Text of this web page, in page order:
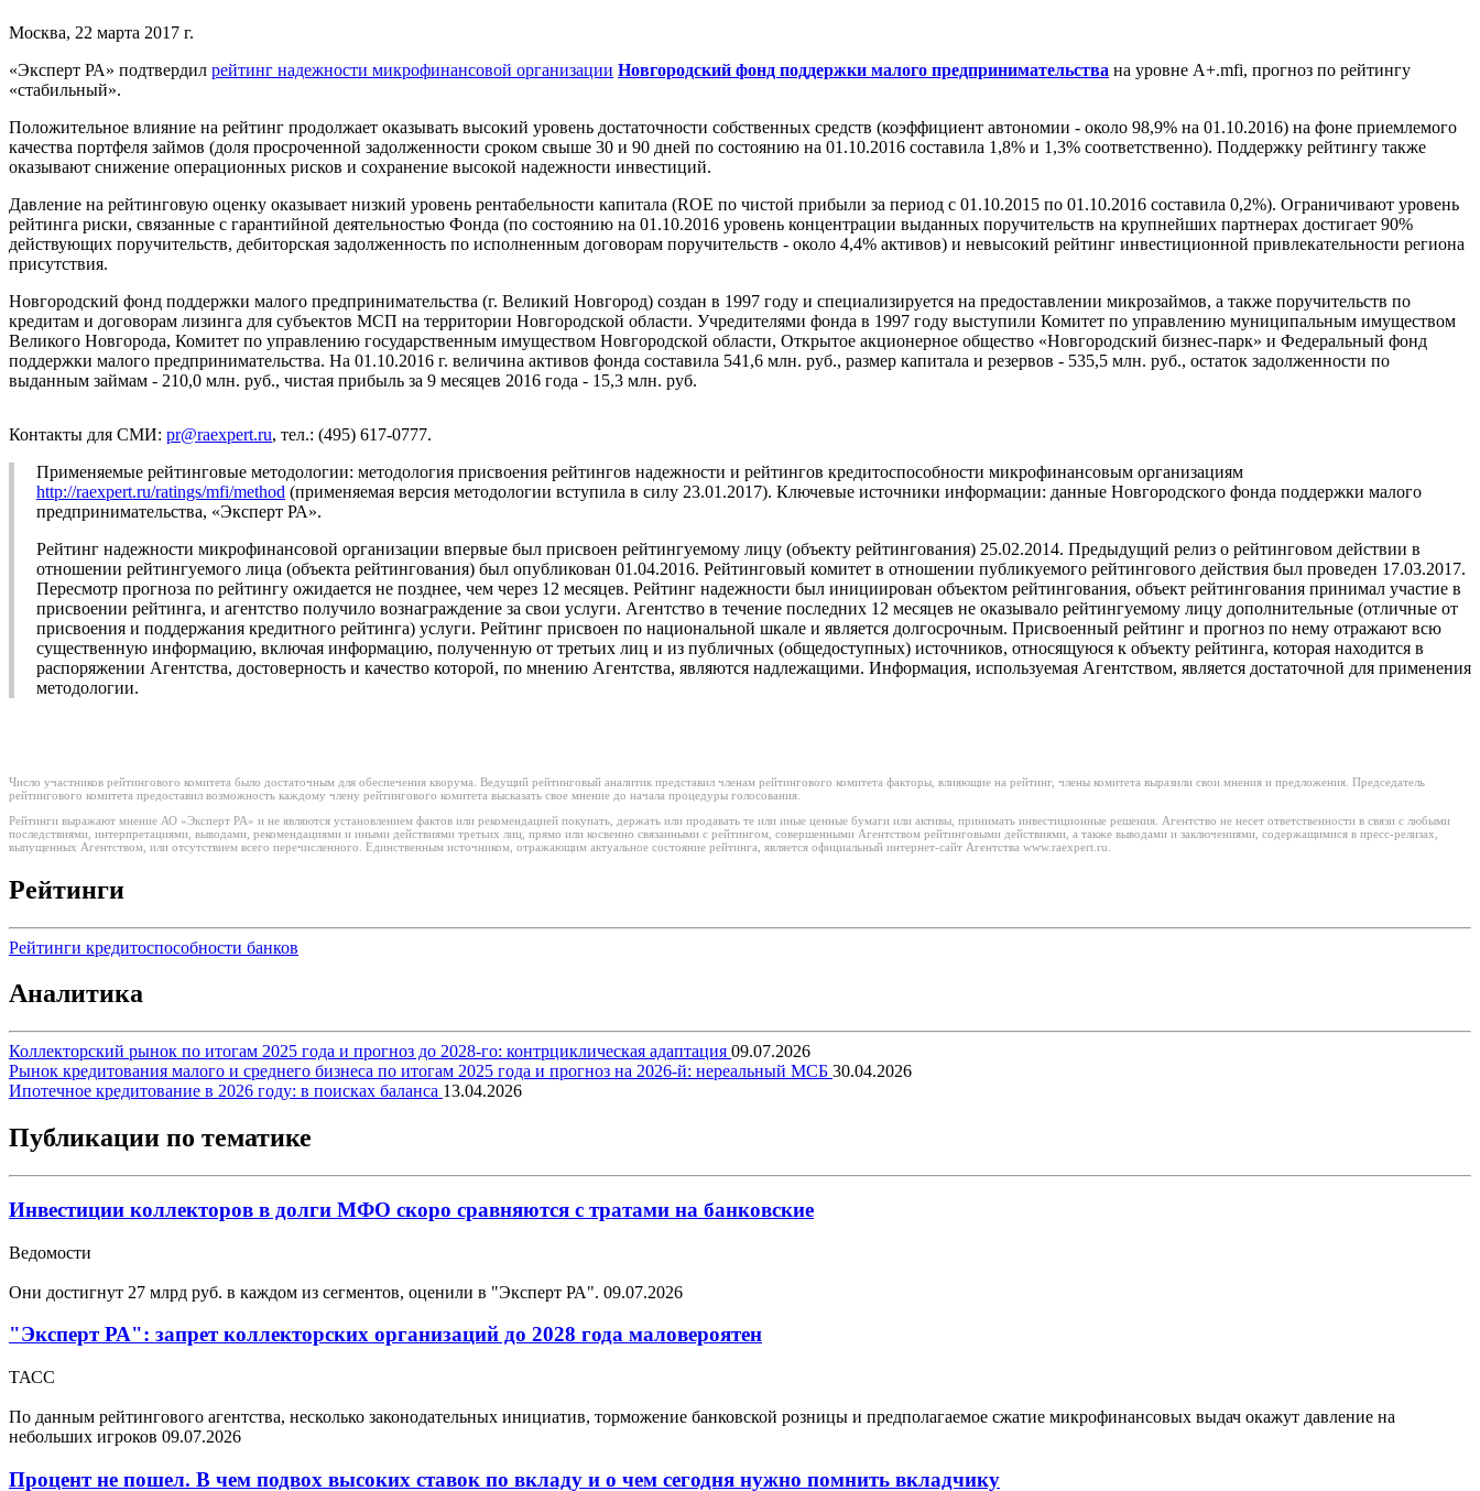
Москва, 22 марта 2017 г.
«Эксперт РА» подтвердил рейтинг надежности микрофинансовой организации Новгородский фонд поддержки малого предпринимательства на уровне A+.mfi, прогноз по рейтингу
«стабильный».
Положительное влияние на рейтинг продолжает оказывать высокий уровень достаточности собственных средств (коэффициент автономии - около 98,9% на 01.10.2016) на фоне приемлемого
качества портфеля займов (доля просроченной задолженности сроком свыше 30 и 90 дней по состоянию на 01.10.2016 составила 1,8% и 1,3% соответственно). Поддержку рейтингу также
оказывают снижение операционных рисков и сохранение высокой надежности инвестиций.
Давление на рейтинговую оценку оказывает низкий уровень рентабельности капитала (ROE по чистой прибыли за период с 01.10.2015 по 01.10.2016 составила 0,2%). Ограничивают уровень
рейтинга риски, связанные с гарантийной деятельностью Фонда (по состоянию на 01.10.2016 уровень концентрации выданных поручительств на крупнейших партнерах достигает 90%
действующих поручительств, дебиторская задолженность по исполненным договорам поручительств - около 4,4% активов) и невысокий рейтинг инвестиционной привлекательности региона
присутствия.
Новгородский фонд поддержки малого предпринимательства (г. Великий Новгород) создан в 1997 году и специализируется на предоставлении микрозаймов, а также поручительств по
кредитам и договорам лизинга для субъектов МСП на территории Новгородской области. Учредителями фонда в 1997 году выступили Комитет по управлению муниципальным имуществом
Великого Новгорода, Комитет по управлению государственным имуществом Новгородской области, Открытое акционерное общество «Новгородский бизнес-парк» и Федеральный фонд
поддержки малого предпринимательства. На 01.10.2016 г. величина активов фонда составила 541,6 млн. руб., размер капитала и резервов - 535,5 млн. руб., остаток задолженности по
выданным займам - 210,0 млн. руб., чистая прибыль за 9 месяцев 2016 года - 15,3 млн. руб.
Контакты для СМИ: pr@raexpert.ru, тел.: (495) 617-0777.
Применяемые рейтинговые методологии: методология присвоения рейтингов надежности и рейтингов кредитоспособности микрофинансовым организациям
http://raexpert.ru/ratings/mfi/method (применяемая версия методологии вступила в силу 23.01.2017). Ключевые источники информации: данные Новгородского фонда поддержки малого
предпринимательства, «Эксперт РА».
Рейтинг надежности микрофинансовой организации впервые был присвоен рейтингуемому лицу (объекту рейтингования) 25.02.2014. Предыдущий релиз о рейтинговом действии в
отношении рейтингуемого лица (объекта рейтингования) был опубликован 01.04.2016. Рейтинговый комитет в отношении публикуемого рейтингового действия был проведен 17.03.2017.
Пересмотр прогноза по рейтингу ожидается не позднее, чем через 12 месяцев. Рейтинг надежности был инициирован объектом рейтингования, объект рейтингования принимал участие в
присвоении рейтинга, и агентство получило вознаграждение за свои услуги. Агентство в течение последних 12 месяцев не оказывало рейтингуемому лицу дополнительные (отличные от
присвоения и поддержания кредитного рейтинга) услуги. Рейтинг присвоен по национальной шкале и является долгосрочным. Присвоенный рейтинг и прогноз по нему отражают всю
существенную информацию, включая информацию, полученную от третьих лиц и из публичных (общедоступных) источников, относящуюся к объекту рейтинга, которая находится в
распоряжении Агентства, достоверность и качество которой, по мнению Агентства, являются надлежащими. Информация, используемая Агентством, является достаточной для применения
методологии.
Число участников рейтингового комитета было достаточным для обеспечения кворума. Ведущий рейтинговый аналитик представил членам рейтингового комитета факторы, влияющие на рейтинг, члены комитета выразили свои мнения и предложения. Председатель
рейтингового комитета предоставил возможность каждому члену рейтингового комитета высказать свое мнение до начала процедуры голосования.
Рейтинги выражают мнение АО «Эксперт РА» и не являются установлением фактов или рекомендацией покупать, держать или продавать те или иные ценные бумаги или активы, принимать инвестиционные решения. Агентство не несет ответственности в связи с любыми
последствиями, интерпретациями, выводами, рекомендациями и иными действиями третьих лиц, прямо или косвенно связанными с рейтингом, совершенными Агентством рейтинговыми действиями, а также выводами и заключениями, содержащимися в пресс-релизах,
выпущенных Агентством, или отсутствием всего перечисленного. Единственным источником, отражающим актуальное состояние рейтинга, является официальный интернет-сайт Агентства www.raexpert.ru.
Рейтинги
Рейтинги кредитоспособности банков
Аналитика
Коллекторский рынок по итогам 2025 года и прогноз до 2028-го: контрциклическая адаптация 09.07.2026
Рынок кредитования малого и среднего бизнеса по итогам 2025 года и прогноз на 2026-й: нереальный МСБ 30.04.2026
Ипотечное кредитование в 2026 году: в поисках баланса 13.04.2026
Публикации по тематике
Инвестиции коллекторов в долги МФО скоро сравняются с тратами на банковские
Ведомости
Они достигнут 27 млрд руб. в каждом из сегментов, оценили в "Эксперт РА". 09.07.2026
"Эксперт РА": запрет коллекторских организаций до 2028 года маловероятен
ТАСС
По данным рейтингового агентства, несколько законодательных инициатив, торможение банковской розницы и предполагаемое сжатие микрофинансовых выдач окажут давление на
небольших игроков 09.07.2026
Процент не пошел. В чем подвох высоких ставок по вкладу и о чем сегодня нужно помнить вкладчику